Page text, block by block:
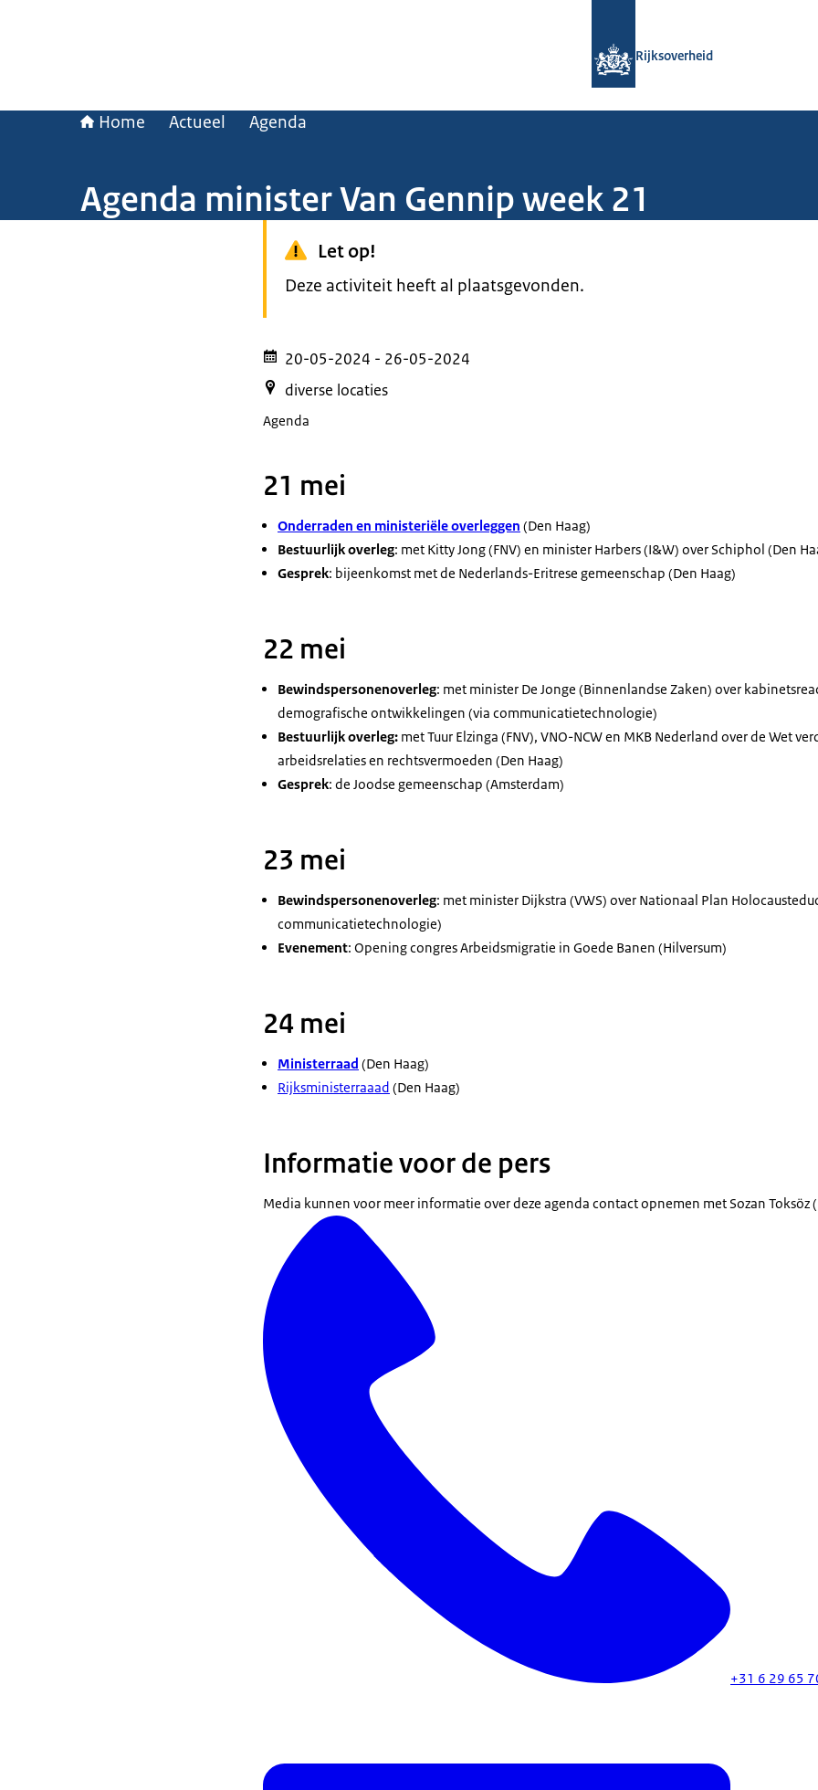
Rijksoverheid
Home Actueel Agenda
Agenda minister Van Gennip week 21
Let op!
Deze activiteit heeft al plaatsgevonden.
20-05-2024 - 26-05-2024
diverse locaties
Agenda
21 mei
Onderraden en ministeriële overleggen (Den Haag)
Bestuurlijk overleg: met Kitty Jong (FNV) en minister Harbers (I&W) over Schiphol (Den
Gesprek: bijeenkomst met de Nederlands-Eritrese gemeenschap (Den Haag)
22 mei
Bewindspersonenoverleg: met minister De Jonge (Binnenlandse Zaken) over
demografische ontwikkelingen (via communicatietechnologie)
Bestuurlijk overleg: met Tuur Elzinga (FNV), VNO-NCW en MKB Nederland over de Wet
arbeidsrelaties en rechtsvermoeden (Den Haag)
Gesprek: de Joodse gemeenschap (Amsterdam)
23 mei
Bewindspersonenoverleg: met minister Dijkstra (VWS) over Nationaal Plan
communicatietechnologie)
Evenement: Opening congres Arbeidsmigratie in Goede Banen (Hilversum)
24 mei
Ministerraad (Den Haag)
Rijksministerraaad (Den Haag)
Informatie voor de pers
Media kunnen voor meer informatie over deze agenda contact opnemen met Sozan Toksöz
+31 6 29 65